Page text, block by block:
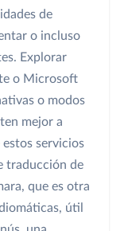
de
o incluso
Explorar
o Microsoft
o modos
mejor a
servicios
traducción de
que es otra
útil